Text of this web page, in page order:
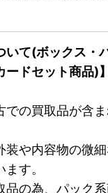
いて(ボックス・
ドセット商品)】
での買取品が含
装や内容物の微
す。
品の為、パック